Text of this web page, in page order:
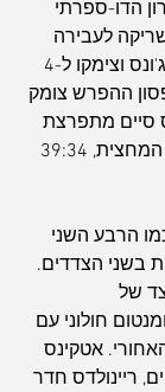
הדו-ספרתי
שריקה לעבירה
ההפרש צומק
סיים מתפרצת
הרבע השני
בשני הצדדים.
של
חולוני עם
אטקינס
ריינולדס חדר